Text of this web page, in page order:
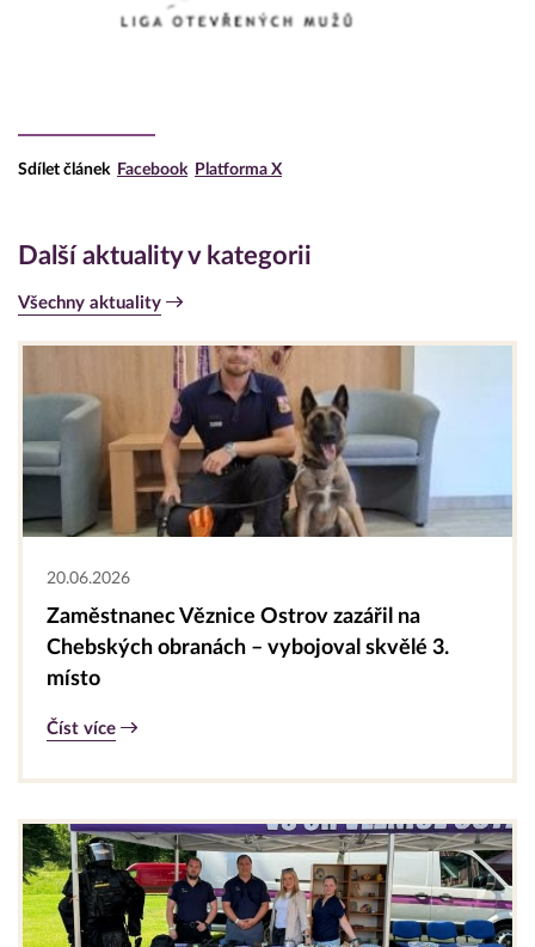
Sdílet článek Facebook Platforma X
Další aktuality v kategorii
Všechny aktuality
20.06.2026
Zaměstnanec Věznice Ostrov zazářil na
Chebských obranách – vybojoval skvělé 3.
místo
Číst více